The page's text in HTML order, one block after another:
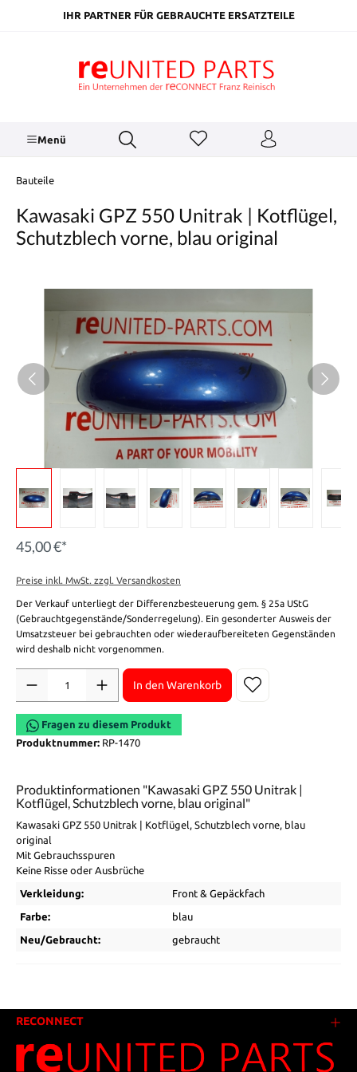
springenIHR PARTNER FÜR GEBRAUCHTE ERSATZTEILE
Menü
Bauteile
Kawasaki GPZ 550 Unitrak | Kotflügel,
Schutzblech vorne, blau original
45,00 €*
Preise inkl. MwSt. zzgl. Versandkosten
Der Verkauf unterliegt der Differenzbesteuerung gem. § 25a UStG
(Gebrauchtgegenstände/Sonderregelung). Ein gesonderter Ausweis der
Umsatzsteuer bei gebrauchten oder wiederaufbereiteten Gegenständen
wird deshalb nicht vorgenommen.
In den Warenkorb
Fragen zu diesem Produkt
Produktnummer: RP-1470
Produktinformationen "Kawasaki GPZ 550 Unitrak |
Kotflügel, Schutzblech vorne, blau original"
Kawasaki GPZ 550 Unitrak | Kotflügel, Schutzblech vorne, blau
original
Mit Gebrauchsspuren
Keine Risse oder Ausbrüche
Verkleidung: Front & Gepäckfach
Farbe: blau
Neu/Gebraucht: gebraucht
RECONNECT